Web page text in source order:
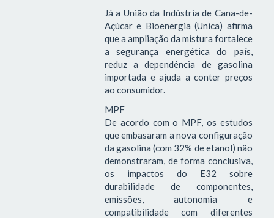
Já a União da Indústria de Cana-de-
Açúcar e Bioenergia (Unica) afirma
que a ampliação da mistura fortalece
a segurança energética do país,
reduz a dependência de gasolina
importada e ajuda a conter preços
ao consumidor.
MPF
De acordo com o MPF, os estudos
que embasaram a nova configuração
da gasolina (com 32% de etanol) não
demonstraram, de forma conclusiva,
os impactos do E32 sobre
durabilidade de componentes,
emissões, autonomia e
compatibilidade com diferentes